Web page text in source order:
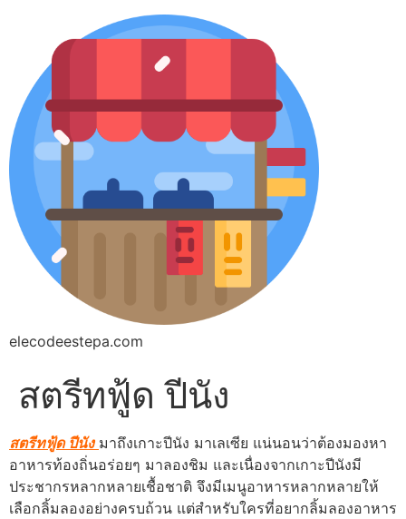
elecodeestepa.com
สตรีทฟู้ด ปีนัง
สตรีทฟู้ด ปีนัง มาถึงเกาะปีนัง มาเลเซีย แน่นอนว่าต้องมองหา
อาหารท้องถิ่นอร่อยๆ มาลองชิม และเนื่องจากเกาะปีนังมี
ประชากรหลากหลายเชื้อชาติ จึงมีเมนูอาหารหลากหลายให้
เลือกลิ้มลองอย่างครบถ้วน แต่สำหรับใครที่อยากลิ้มลองอาหาร